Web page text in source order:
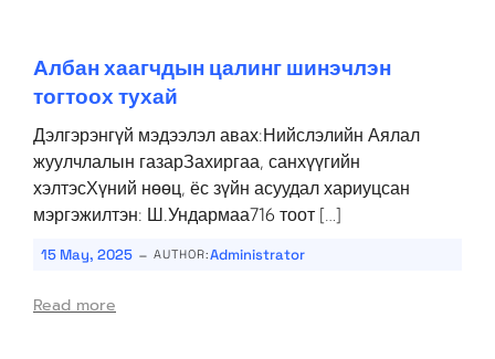
Албан хаагчдын цалинг шинэчлэн
тогтоох тухай
Дэлгэрэнгүй мэдээлэл авах:Нийслэлийн Аялал
жуулчлалын газарЗахиргаа, санхүүгийн
хэлтэсХүний нөөц, ёс зүйн асуудал хариуцсан
мэргэжилтэн: Ш.Ундармаа716 тоот […]
15 May, 2025 - AUTHOR:Administrator
Read more